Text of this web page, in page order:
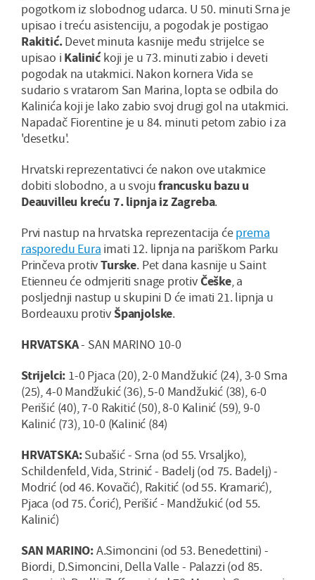
pogotkom iz slobodnog udarca. U 50. minuti Srna je
upisao i treću asistenciju, a pogodak je postigao
Rakitić.Devet minuta kasnije među strijelce se
upisao i Kalinićkoji je u 73. minuti zabio i deveti
pogodak na utakmici. Nakon kornera Vida se
sudario s vratarom San Marina, lopta se odbila do
Kalinića koji je lako zabio svoj drugi gol na utakmici.
Napadač Fiorentine je u 84. minuti petom zabio i za
'desetku'.
Hrvatski reprezentativci će nakon ove utakmice
dobiti slobodno, a u svojufrancusku bazu u
Deauvilleu kreću 7. lipnja iz Zagreba.
Prvi nastup na hrvatska reprezentacija ćeprema
rasporedu Eura imati 12. lipnja na pariškom Parku
Prinčeva protivTurske. Pet dana kasnije u Saint
Etienneu će odmjeriti snage protivČeške, a
posljednji nastup u skupini D će imati 21. lipnja u
Bordeauxu protiv Španjolske.
HRVATSKA- SAN MARINO 10-0
Strijelci: 1-0 Pjaca (20), 2-0 Mandžukić (24), 3-0 Srna
(25), 4-0 Mandžukić (36), 5-0 Mandžukić (38), 6-0
Perišić (40), 7-0 Rakitić (50), 8-0 Kalinić (59), 9-0
Kalinić (73), 10-0 (Kalinić (84)
HRVATSKA:Subašić - Srna (od 55. Vrsaljko),
Schildenfeld, Vida, Strinić - Badelj (od 75. Badelj) -
Modrić (od 46. Kovačić), Rakitić (od 55. Kramarić),
Pjaca (od 75. Ćorić), Perišić - Mandžukić (od 55.
Kalinić)
SAN MARINO:A.Simoncini (od 53. Benedettini) -
Biordi, D.Simoncini, Della Valle - Palazzi (od 85.